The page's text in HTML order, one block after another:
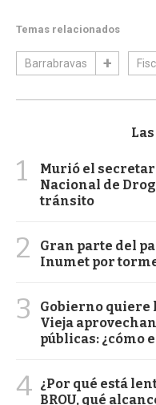
Temas relacionados
Barrabravas
1
Murió el
Nacional de
tránsito
2
Gran parte del
Inumet por
3
Gobierno quiere
Vieja
públicas: ¿cómo
4 ¿Por qué está
BROU, qué